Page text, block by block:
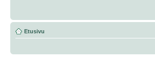
Etusivu